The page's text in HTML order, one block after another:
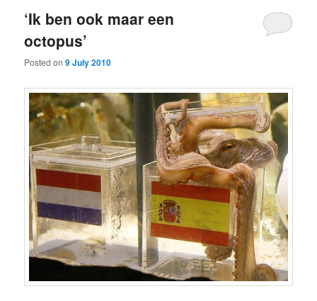
‘Ik ben ook maar een
octopus’
Posted on9 July 2010